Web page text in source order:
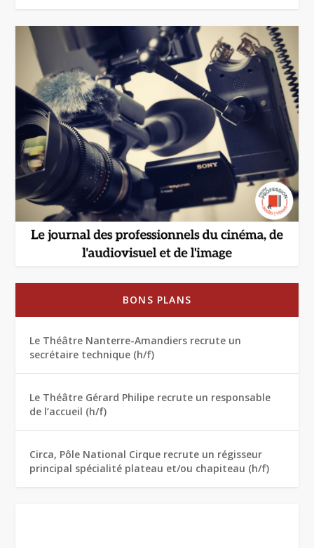
BONS PLANS
Le Théâtre Nanterre-Amandiers recrute un
secrétaire technique (h/f)
Le Théâtre Gérard Philipe recrute un responsable
de l’accueil (h/f)
Circa, Pôle National Cirque recrute un régisseur
principal spécialité plateau et/ou chapiteau (h/f)